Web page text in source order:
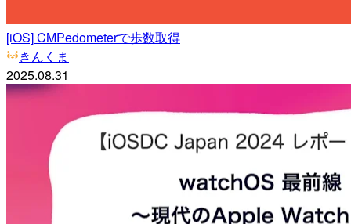
[iOS] CMPedometerで歩数取得
きんくま
2025.08.31